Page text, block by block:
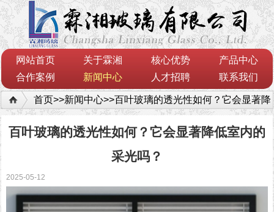
网站首页 关于霖湘 核心优势
产品中心
合作案例
新闻中心 人才招聘 联系我们
首页>>新闻中心>>百叶玻璃的透光性如何？它会显著降
低室内的采光吗？
百叶玻璃的透光性如何？它会显著降低室内的
采光吗？
2025-05-12